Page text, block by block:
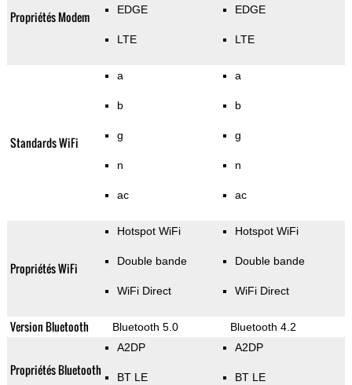
Propriétés Modem EDGE
LTE
EDGE
LTE
Standards WiFi
a
b
g
n
ac
a
b
g
n
ac
Propriétés WiFi
Hotspot WiFi
Double bande
WiFi Direct
Hotspot WiFi
Double bande
WiFi Direct
Version Bluetooth Bluetooth 5.0 Bluetooth 4.2
Propriétés Bluetooth
A2DP
BT LE
A2DP
BT LE